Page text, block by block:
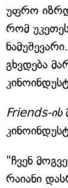
უფრო
რომ
გხვდება
Friends-ის
"ჩვენ
რაიანი